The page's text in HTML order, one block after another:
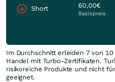
Short 60,00€
Basispreis
Im Durchschnitt erleiden 7 von
Handel mit Turbo-Zertifikaten.
risikoreiche Produkte und nicht
geeignet.